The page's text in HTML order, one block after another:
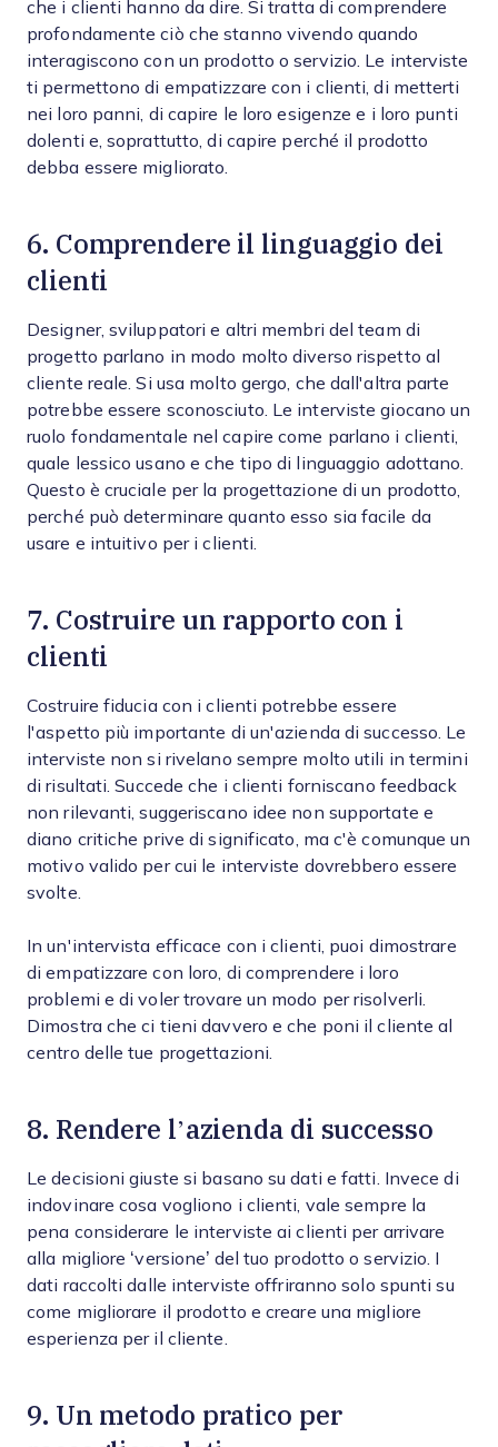
che i clienti hanno da dire. Si tratta di comprendere
profondamente ciò che stanno vivendo quando
interagiscono con un prodotto o servizio. Le interviste
ti permettono di empatizzare con i clienti, di metterti
nei loro panni, di capire le loro esigenze e i loro punti
dolenti e, soprattutto, di capire perché il prodotto
debba essere migliorato.
6. Comprendere il linguaggio dei
clienti
Designer, sviluppatori e altri membri del team di
progetto parlano in modo molto diverso rispetto al
cliente reale. Si usa molto gergo, che dall'altra parte
potrebbe essere sconosciuto. Le interviste giocano un
ruolo fondamentale nel capire come parlano i clienti,
quale lessico usano e che tipo di linguaggio adottano.
Questo è cruciale per la progettazione di un prodotto,
perché può determinare quanto esso sia facile da
usare e intuitivo per i clienti.
7. Costruire un rapporto con i
clienti
Costruire fiducia con i clienti potrebbe essere
l'aspetto più importante di un'azienda di successo. Le
interviste non si rivelano sempre molto utili in termini
di risultati. Succede che i clienti forniscano feedback
non rilevanti, suggeriscano idee non supportate e
diano critiche prive di significato, ma c'è comunque un
motivo valido per cui le interviste dovrebbero essere
svolte.
In un'intervista efficace con i clienti, puoi dimostrare
di empatizzare con loro, di comprendere i loro
problemi e di voler trovare un modo per risolverli.
Dimostra che ci tieni davvero e che poni il cliente al
centro delle tue progettazioni.
8. Rendere l’azienda di successo
Le decisioni giuste si basano su dati e fatti. Invece di
indovinare cosa vogliono i clienti, vale sempre la
pena considerare le interviste ai clienti per arrivare
alla migliore ‘versione’ del tuo prodotto o servizio. I
dati raccolti dalle interviste offriranno solo spunti su
come migliorare il prodotto e creare una migliore
esperienza per il cliente.
9. Un metodo pratico per